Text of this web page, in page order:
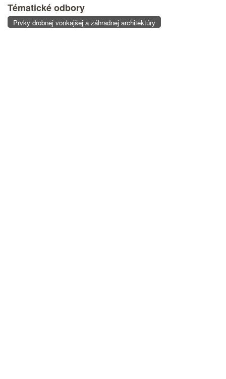
Tématické odbory
Prvky drobnej vonkajšej a záhradnej architektúry